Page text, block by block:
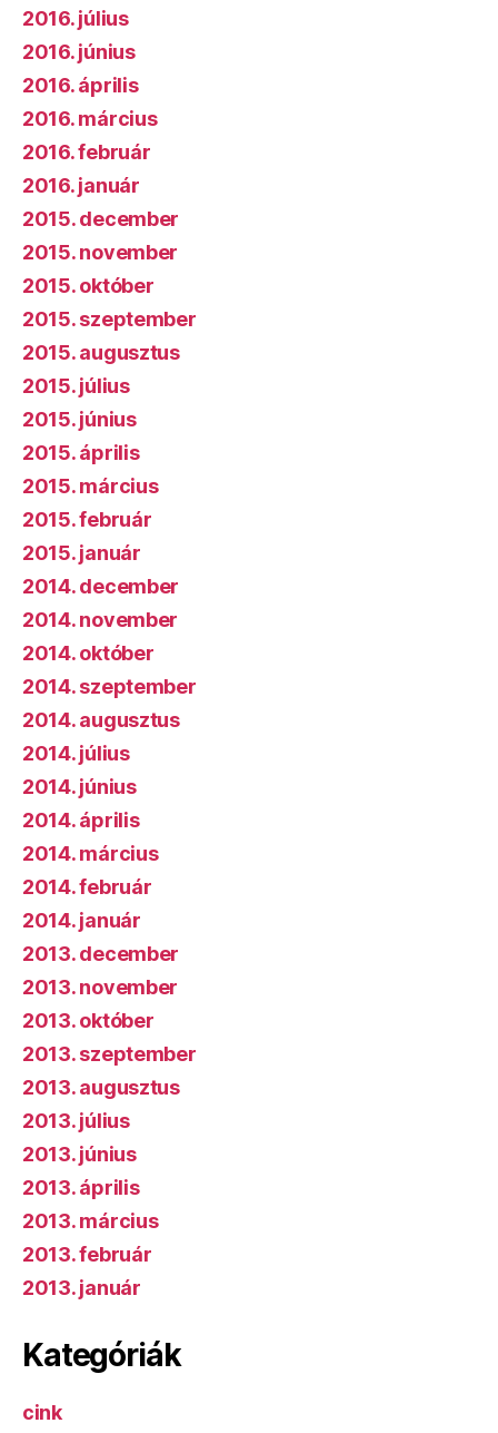
2016. július
2016. június
2016. április
2016. március
2016. február
2016. január
2015. december
2015. november
2015. október
2015. szeptember
2015. augusztus
2015. július
2015. június
2015. április
2015. március
2015. február
2015. január
2014. december
2014. november
2014. október
2014. szeptember
2014. augusztus
2014. július
2014. június
2014. április
2014. március
2014. február
2014. január
2013. december
2013. november
2013. október
2013. szeptember
2013. augusztus
2013. július
2013. június
2013. április
2013. március
2013. február
2013. január
Kategóriák
cink